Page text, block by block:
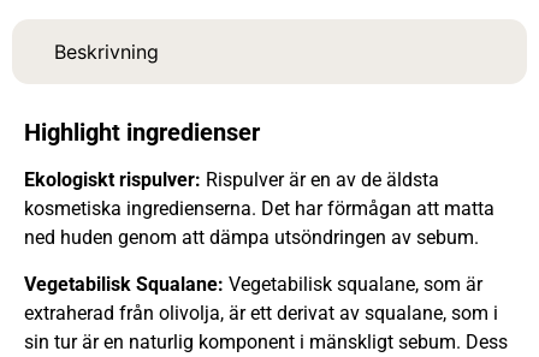
Beskrivning
Highlight ingredienser
Ekologiskt rispulver: Rispulver är en av de äldsta
kosmetiska ingredienserna. Det har förmågan att matta
ned huden genom att dämpa utsöndringen av sebum.
Vegetabilisk Squalane: Vegetabilisk squalane, som är
extraherad från olivolja, är ett derivat av squalane, som i
sin tur är en naturlig komponent i mänskligt sebum. Dess